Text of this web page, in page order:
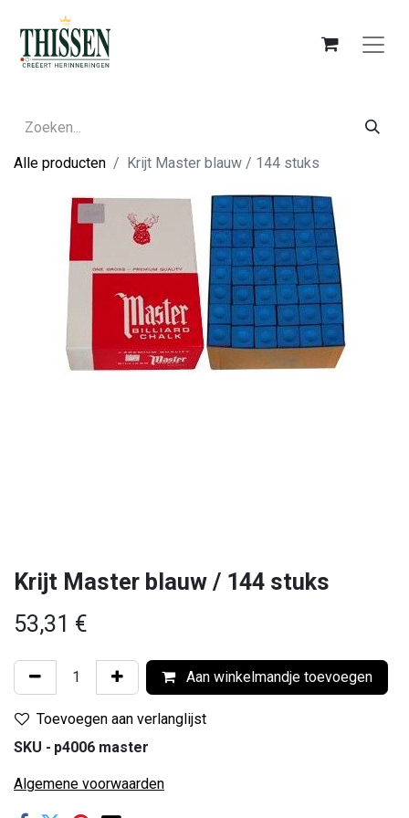
Alle producten Krijt Master blauw / 144 stuks
Krijt Master blauw / 144 stuks
53,31 €
Aan winkelmandje toevoegen
Toevoegen aan verlanglijst
SKU - p4006 master
Algemene voorwaarden